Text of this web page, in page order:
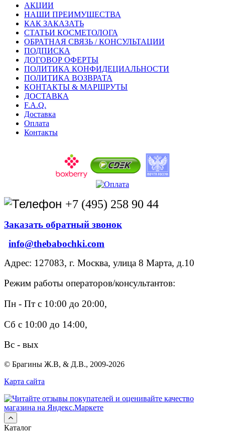
АКЦИИ
НАШИ ПРЕИМУЩЕСТВА
КАК ЗАКАЗАТЬ
СТАТЬИ КОСМЕТОЛОГА
ОБРАТНАЯ СВЯЗЬ / КОНСУЛЬТАЦИИ
ПОДПИСКА
ДОГОВОР ОФЕРТЫ
ПОЛИТИКА КОНФИДЕЦИАЛЬНОСТИ
ПОЛИТИКА ВОЗВРАТА
КОНТАКТЫ & МАРШРУТЫ
ДОСТАВКА
F.A.Q.
Доставка
Оплата
Контакты
+7 (495) 258 90 44
Заказать обратный звонок
info@thebabochki.com
Адрес: 127083, г. Москва, улица 8 Марта, д.10
Режим работы операторов/консультантов:
Пн - Пт с 10:00 до 20:00,
Сб с 10:00 до 14:00,
Вс - вых
© Брагины Ж.В, & Д.В., 2009-2026
Карта сайта
Каталог